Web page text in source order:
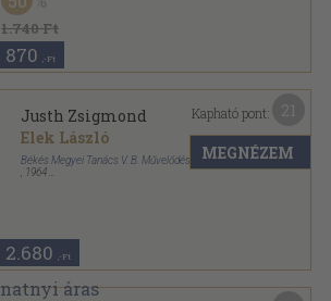
1.740 Ft
870 ,-Ft
Justh Zsigmond
Elek László
Békés Megyei Tanács V. B. Művelődésügyi Osztály
1964
2.680 ,-Ft
Kapható pont:
MEGNÉZEM